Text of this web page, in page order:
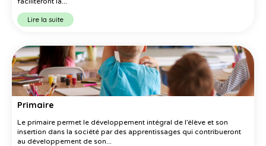
Lire la suite
Primaire
Le primaire permet le développement intégral de l’élève et son
insertion dans la société par des apprentissages qui contribueront
au développement de son...